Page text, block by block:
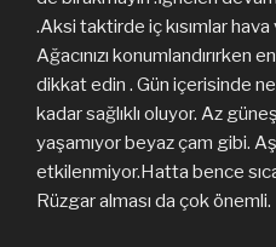
.Aksi taktirde iç kısımlar hava
Ağacınızı konumlandırırken
dikkat edin . Gün içerisinde
kadar sağlıklı oluyor. Az
yaşamıyor beyaz çam gibi.
etkilenmiyor.Hatta bence
Rüzgar alması da çok önemli.